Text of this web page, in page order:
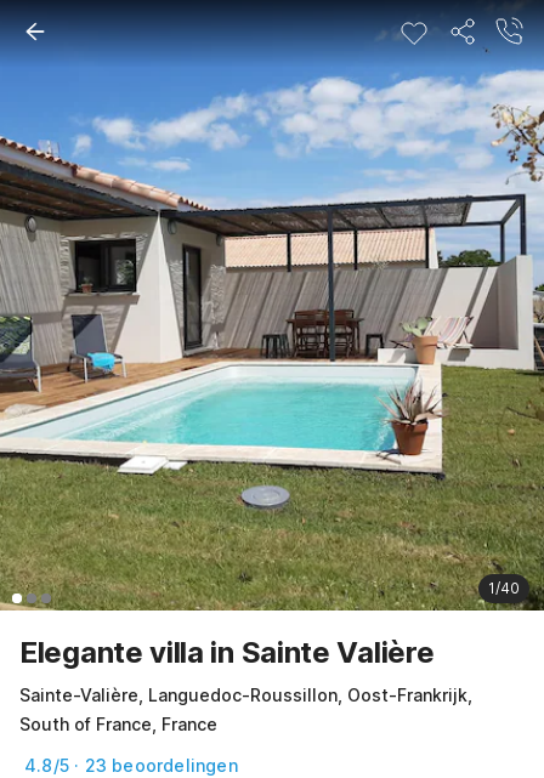
1/40
Elegante villa in Sainte Valière
Sainte-Valière, Languedoc-Roussillon, Oost-Frankrijk,
South of France, France
4.8/5 · 23 beoordelingen